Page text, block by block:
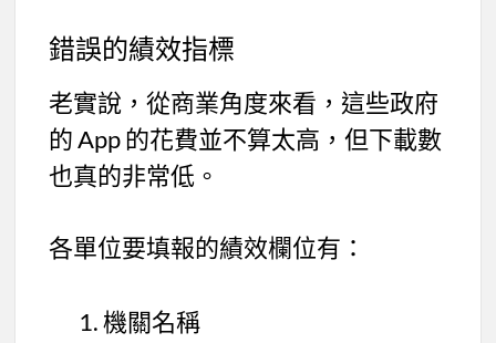
錯誤的績效指標
老實說，從商業角度來看，這些政府
的 App 的花費並不算太高，但下載數
也真的非常低。
各單位要填報的績效欄位有：
機關名稱